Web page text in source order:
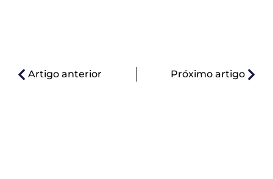
Artigo anterior Próximo artigo